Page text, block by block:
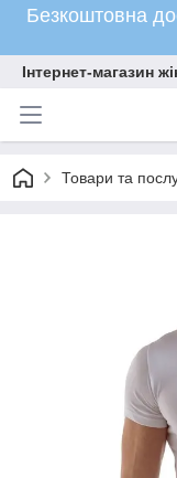
Безкоштовна
Інтернет-магазин
Товари та